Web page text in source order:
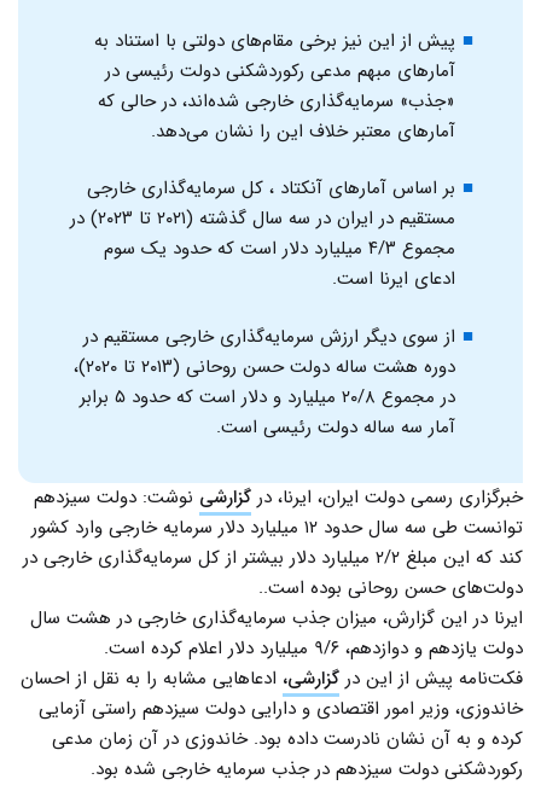
پیش از این نیز برخی مقام‌های دولتی با استناد به
آمارهای مبهم مدعی رکوردشکنی دولت رئیسی در
«جذب» سرمایه‌گذاری خارجی شده‌اند، در حالی که
آمارهای معتبر خلاف این را نشان می‌دهد.
بر اساس آمارهای آنکتاد ، کل سرمایه‌گذاری خارجی
مستقیم در ایران در سه سال گذشته (۲۰۲۱ تا ۲۰۲۳) در
مجموع ۴/۳ میلیارد دلار است که حدود یک سوم
ادعای ایرنا است.
از سوی دیگر ارزش سرمایه‌گذاری خارجی مستقیم در
دوره هشت ساله دولت حسن روحانی (۲۰۱۳ تا ۲۰۲۰)،
در مجموع ۲۰/۸ میلیارد و دلار است که حدود ۵ برابر
آمار سه ساله دولت رئیسی است.
خبرگزاری رسمی دولت ایران، ایرنا، در گزارشی نوشت: دولت سیزدهم
توانست طی سه سال حدود ۱۲ میلیارد دلار سرمایه خارجی وارد کشور
کند که این مبلغ ۲/۲ میلیارد دلار بیشتر از کل سرمایه‌گذاری خارجی در
دولت‌های حسن روحانی بوده است..
ایرنا در این گزارش، میزان جذب سرمایه‌گذاری خارجی در هشت سال
دولت یازدهم و دوازدهم، ۹/۶ میلیارد دلار اعلام کرده است.
فکت‌نامه پیش از این در گزارشی، ادعاهایی مشابه را به نقل از احسان
خاندوزی، وزیر امور اقتصادی و دارایی دولت سیزدهم راستی آزمایی
کرده و به آن نشان نادرست داده بود. خاندوزی در آن زمان مدعی
رکوردشکنی دولت سیزدهم در جذب سرمایه خارجی شده بود.